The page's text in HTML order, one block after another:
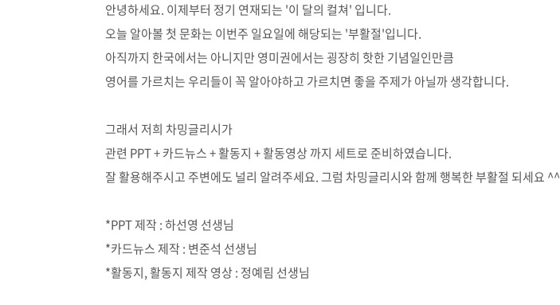
안녕하세요. 이제부터 정기 연재되는 '이 달의 컬쳐' 입니다.
오늘 알아볼 첫 문화는 이번주 일요일에 해당되는 '부활절'입니다.
아직까지 한국에서는 아니지만 영미권에서는 굉장히 핫한 기념일인만큼
영어를 가르치는 우리들이 꼭 알아야하고 가르치면 좋을 주제가 아닐까 생각합니다.
그래서 저희 차밍글리시가
관련 PPT + 카드뉴스 + 활동지 + 활동영상 까지 세트로 준비하였습니다.
잘 활용해주시고 주변에도 널리 알려주세요. 그럼 차밍글리시와 함께 행복한 부활절 되세요 ^^
*PPT 제작 : 하선영 선생님
*카드뉴스 제작 : 변준석 선생님
*활동지, 활동지 제작 영상 : 정예림 선생님